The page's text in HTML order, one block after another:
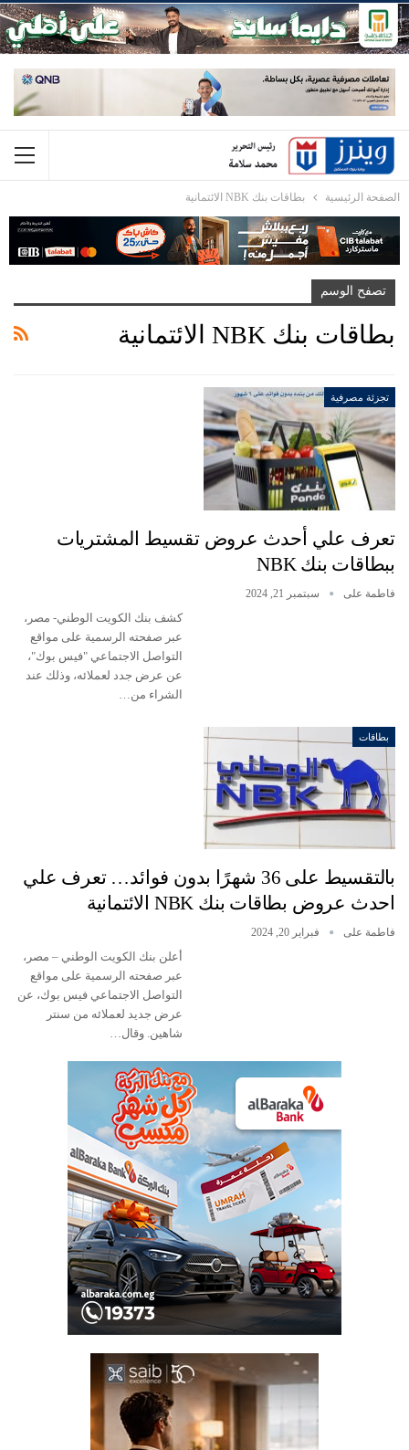
الصفحة الرئيسية بطاقات بنك NBK الائتمانية
تصفح الوسم
بطاقات بنك NBK الائتمانية
تجزئة مصرفية
تعرف علي أحدث عروض تقسيط المشتريات
ببطاقات بنك NBK
فاطمة على سبتمبر 21, 2024
كشف بنك الكويت الوطني- مصر،
عبر صفحته الرسمية على مواقع
التواصل الاجتماعي "فيس بوك"،
عن عرض جدد لعملائه، وذلك عند
الشراء من…
بطاقات
بالتقسيط على 36 شهرًا بدون فوائد… تعرف علي
احدث عروض بطاقات بنك NBK الائتمانية
فاطمة على فبراير 20, 2024
أعلن بنك الكويت الوطني – مصر،
عبر صفحته الرسمية على مواقع
التواصل الاجتماعي فيس بوك، عن
عرض جديد لعملائه من سنتر
شاهين. وقال…